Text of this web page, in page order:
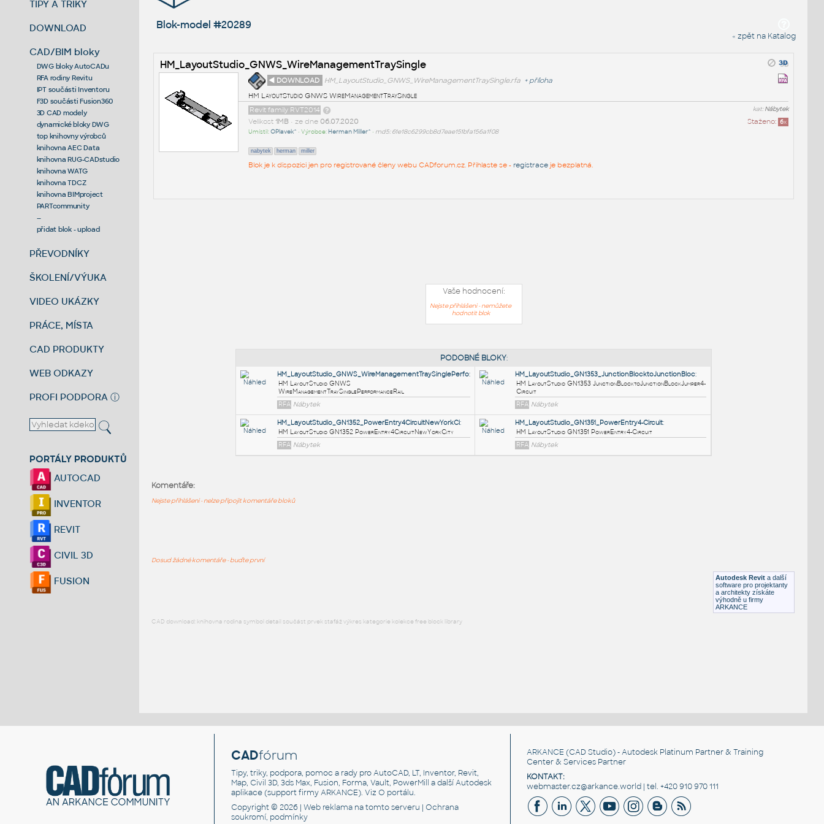
TIPY A TRIKY
DOWNLOAD
CAD/BIM bloky
DWG bloky AutoCADu
RFA rodiny Revitu
IPT součásti Inventoru
F3D součásti Fusion360
3D CAD modely
dynamické bloky DWG
top knihovny výrobců
knihovna AEC Data
knihovna RUG-CADstudio
knihovna WATG
knihovna TDCZ
knihovna BIMproject
PARTcommunity
--
přidat blok - upload
PŘEVODNÍKY
ŠKOLENÍ/VÝUKA
VIDEO UKÁZKY
PRÁCE, MÍSTA
CAD PRODUKTY
WEB ODKAZY
PROFI PODPORA ⓘ
PORTÁLY PRODUKTŮ
AUTOCAD
INVENTOR
REVIT
CIVIL 3D
FUSION
Blok-model #20289
« zpět na Katalog
HM_LayoutStudio_GNWS_WireManagementTraySingle
◄ DOWNLOAD HM_LayoutStudio_GNWS_WireManagementTraySingle.rfa + příloha
HM LayoutStudio GNWS WireManagementTraySingle
kat:Nábytek
Revit family RVT2014
Staženo: 6x
Velikost 1MB• ze dne 06.07.2020
Umístil:OPlavek^ • Výrobce: Herman Miller^ • md5: 61e18c6299cb8d7eae151bfa156a1f08
nabytek herman miller
Blok je k dispozici jen pro registrované členy webu CADforum.cz. Přihlaste se - registraceje bezplatná.
Vaše hodnocení:
Nejste přihlášeni - nemůžete
hodnotit blok
Autodesk Revit a další
software pro projektanty
a architekty získáte
výhodně u firmy
ARKANCE
Komentáře:
Nejste přihlášeni - nelze připojit komentáře bloků
Dosud žádné komentáře - buďte první
CAD download: knihovna rodina symbol detail součást prvek stafáž výkres kategorie kolekce free block library
CADfórum
Tipy, triky, podpora, pomoc a rady pro AutoCAD, LT, Inventor, Revit,
Map, Civil 3D, 3ds Max, Fusion, Forma, Vault, PowerMill a další Autodesk
aplikace (support firmy ARKANCE). VizO portálu.
Copyright © 2026 |Web reklama na tomto serveru |Ochrana
soukromí, podmínky
ARKANCE (CAD Studio) - Autodesk Platinum Partner & Training
Center & Services Partner
KONTAKT:
webmaster.cz@arkance.world | tel. +420 910 970 111